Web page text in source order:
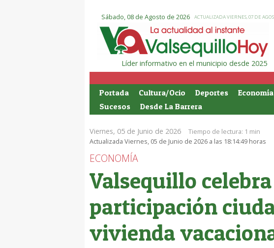
Sábado, 08 de Agosto de 2026 ACTUALIZADA VIERNES, 07 DE
Líder informativo en el municipio desde 2025
Portada Cultura/Ocio Deportes Economía
Sucesos
Desde La Barrera
Viernes, 05 de Junio de 2026 Tiempo de lectura: 1 min
Actualizada Viernes, 05 de Junio de 2026 a las 18:14:49 horas
ECONOMÍA
Valsequillo
participación
vivienda